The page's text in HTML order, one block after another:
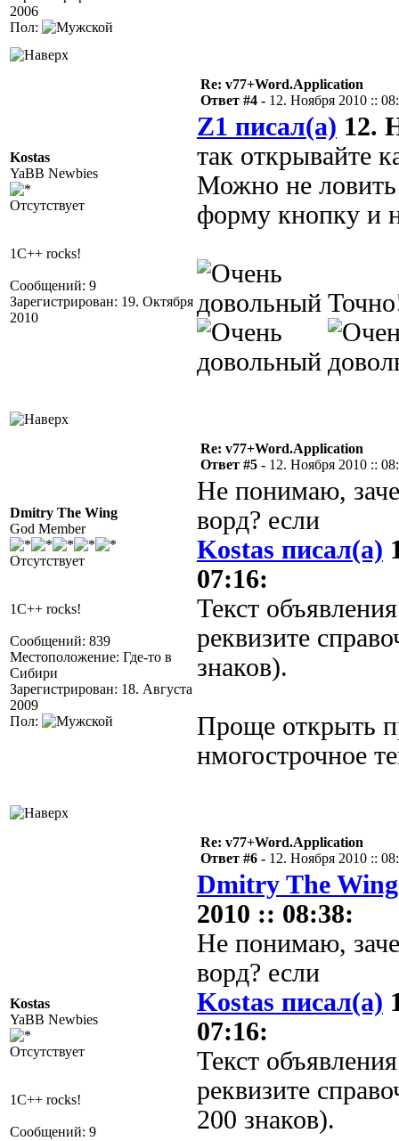
2006
Пол:
Kostas
YaBB Newbies
Отсутствует
1C++ rocks!
Сообщений: 9
Зарегистрирован: 19. Октября
2010
Re: v77+Word.Application
Ответ #4 - 12. Ноября 2010 ::
Z1 писал(а) 12.
так открывайте
Можно не ловить
форму кнопку и
Dmitry The Wing
God Member
Отсутствует
1C++ rocks!
Сообщений: 839
Местоположение: Где-то в
Сибири
Зарегистрирован: 18. Августа
2009
Пол:
Re: v77+Word.Application
Ответ #5 - 12. Ноября 2010 ::
Не понимаю,
ворд? если
Kostas писал(а)
07:16:
Текст
реквизите
знаков).
Проще открыть
нмогострочное
Kostas
YaBB Newbies
Отсутствует
1C++ rocks!
Сообщений: 9
Re: v77+Word.Application
Ответ #6 - 12. Ноября 2010 ::
Dmitry The
2010 :: 08:38:
Не понимаю,
ворд? если
Kostas писал(а)
07:16:
Текст
реквизите
200 знаков).